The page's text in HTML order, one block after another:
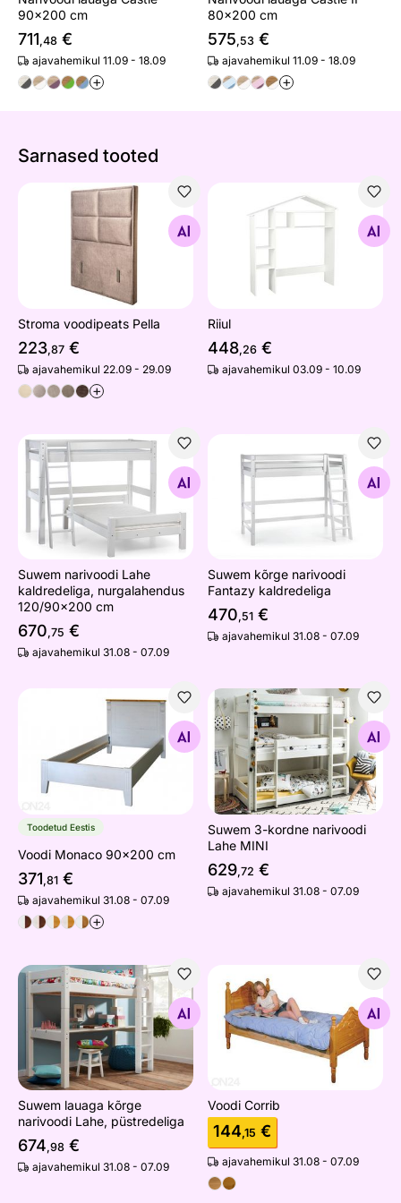
90x200 cm
711,48 €
ajavahemikul 11.09 - 18.09
+
80x200 cm
575,53 €
ajavahemikul 11.09 - 18.09
+
Sarnased tooted
Stroma voodipeats Pella
Otsi sarnaseid
Stroma voodipeats Pella
223,87 €
ajavahemikul 22.09 - 29.09
+
Otsi sarnaseid
Riiul
448,26 €
ajavahemikul 03.09 - 10.09
Suwem narivoodi Lahe kaldredeliga, nurgalahendus
Otsi sarnaseid
Suwem narivoodi Lahe
kaldredeliga, nurgalahendus
120/90x200 cm
670,75 €
ajavahemikul 31.08 - 07.09
Suwem kõrge narivoodi
Otsi sarnaseid
Suwem kõrge narivoodi
Fantazy kaldredeliga
470,51 €
ajavahemikul 31.08 - 07.09
Voodi Monaco 90x200 cm
Otsi sarnaseid
Toodetud Eestis
Voodi Monaco 90x200 cm
371,81 €
ajavahemikul 31.08 - 07.09
+
Suwem 3-kordne narivoodi
Otsi sarnaseid
Suwem 3-kordne narivoodi
Lahe MINI
629,72 €
ajavahemikul 31.08 - 07.09
Suwem lauaga kõrge narivoodi Lahe, püstredeliga
Otsi sarnaseid
Suwem lauaga kõrge
narivoodi Lahe, püstredeliga
674,98 €
ajavahemikul 31.08 - 07.09
Voodi Corrib
Otsi sarnaseid
Voodi Corrib
144,15 €
ajavahemikul 31.08 - 07.09